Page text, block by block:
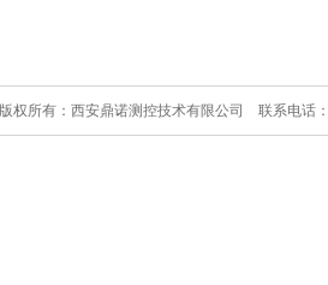
版权所有：西安鼎诺测控技术有限公司 联系电话